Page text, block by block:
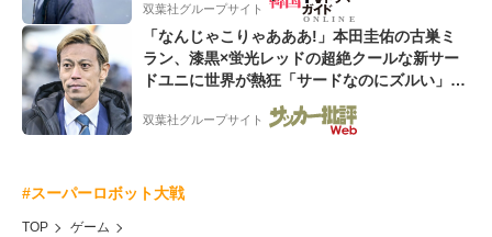
双葉社グループサイト
「なんじゃこりゃあああ!」本田圭佑の古巣ミ
ラン、漆黒×蛍光レッドの超絶クールな新サー
ドユニに世界が熱狂「サードなのにズルい」
「こりゃかっけえわ」
双葉社グループサイト
#スーパーロボット大戦
TOP
ゲーム